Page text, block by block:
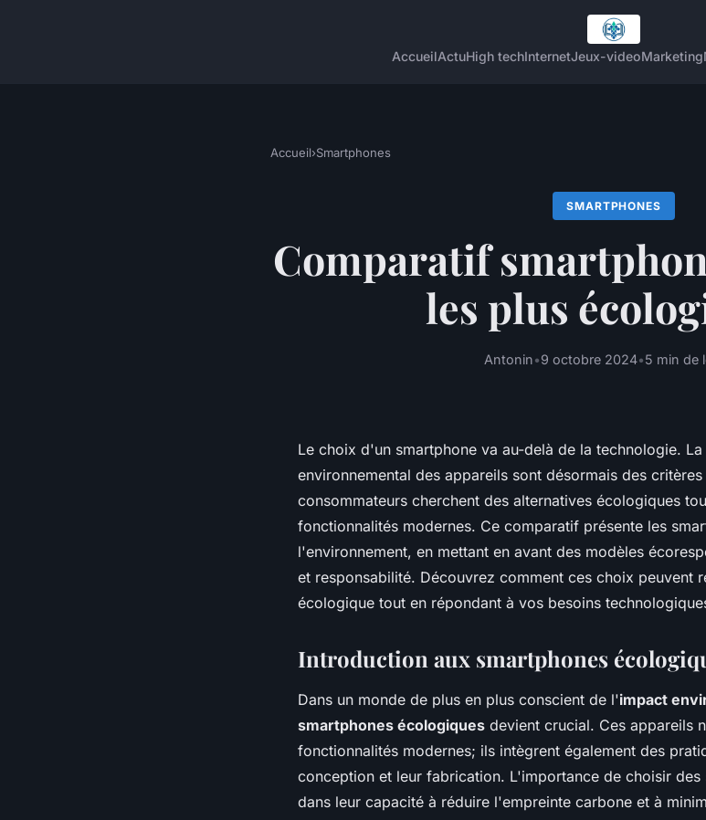
AccueilActuHigh techInternetJeux-videoMarketing
Accueil›Smartphones
SMARTPHONES
Comparatif
les plus
Antonin•9 octobre 2024•5 min de
Le choix d'un smartphone va au-delà de la technologie.
environnemental des appareils sont désormais des
consommateurs cherchent des alternatives écologiques
fonctionnalités modernes. Ce comparatif présente les
l'environnement, en mettant en avant des modèles
et responsabilité. Découvrez comment ces choix peuvent
écologique tout en répondant à vos besoins
Introduction aux smartphones
Dans un monde de plus en plus conscient de l'impact
smartphones écologiques devient crucial. Ces appareils
fonctionnalités modernes; ils intègrent également des
conception et leur fabrication. L'importance de choisir
dans leur capacité à réduire l'empreinte carbone et à